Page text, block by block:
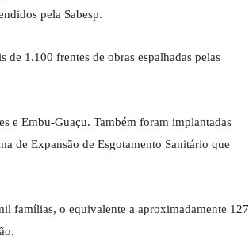
pela Sabesp.
de 1.100 frentes de obras espalhadas pelas
e Embu-Guaçu. Também foram implantadas
de Expansão de Esgotamento Sanitário que
famílias, o equivalente a aproximadamente 127